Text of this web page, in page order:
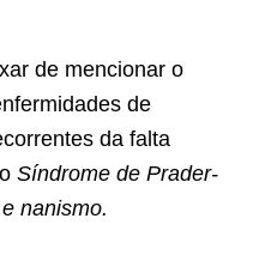
de mencionar o
de
da falta
Síndrome de Prader-
nanismo.